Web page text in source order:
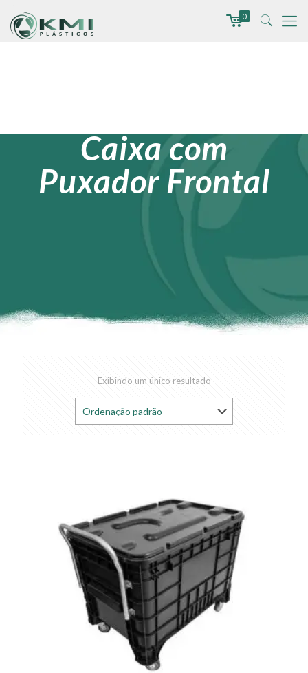
0
Caixa com
Puxador Frontal
Exibindo um único resultado